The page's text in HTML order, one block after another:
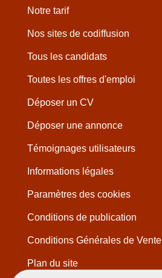
Notre tarif
Nos sites de codiffusion
Tous les candidats
Toutes les offres d'emploi
Déposer un CV
Déposer une annonce
Témoignages utilisateurs
Informations légales
Paramètres des cookies
Conditions de publication
Conditions Générales de Vente
Plan du site